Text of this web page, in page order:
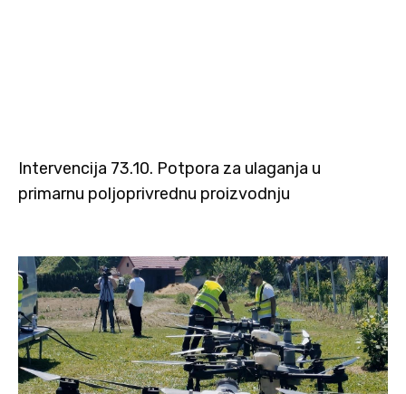
Intervencija 73.10. Potpora za ulaganja u
primarnu poljoprivrednu proizvodnju